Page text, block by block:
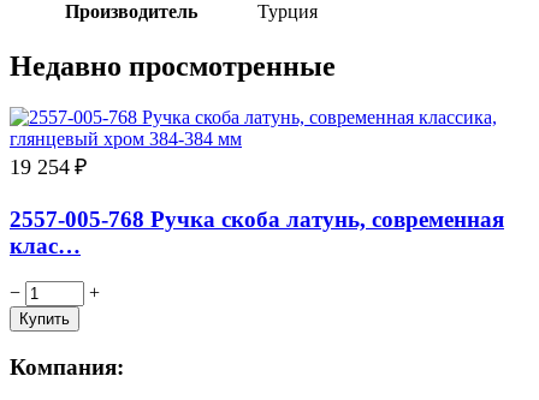
Производитель
Турция
Недавно просмотренные
19 254 ₽
2557-005-768 Ручка скоба латунь, современная
клас…
− +
Компания: